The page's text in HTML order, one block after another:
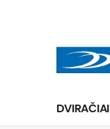
DVIRAČIAI